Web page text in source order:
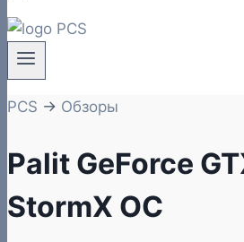
PCS → Обзоры
Palit GeForce
StormX OC